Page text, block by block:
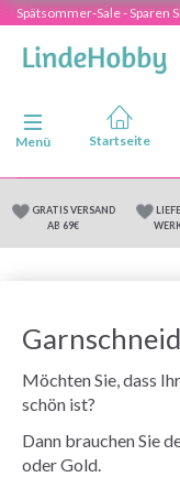
Spätsommer-Sale - Sparen
Anzeige ändern
Menü
GRATIS VERSAND
AB 69€
Möchten Sie, dass
schön ist?
Dann brauchen Sie
oder Gold.